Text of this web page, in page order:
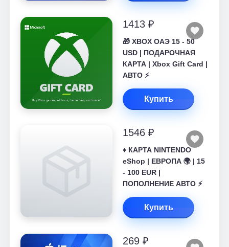
1413 ₽
🎁 XBOX ОАЭ 15 - 50
USD | ПОДАРОЧНАЯ
КАРТА | Xbox Gift Card |
АВТО ⚡
Купить
1546 ₽
♦️ КАРТА NINTENDO
eShop | ЕВРОПА 🌍 | 15
- 100 EUR |
ПОПОЛНЕНИЕ АВТО ⚡
Купить
269 ₽